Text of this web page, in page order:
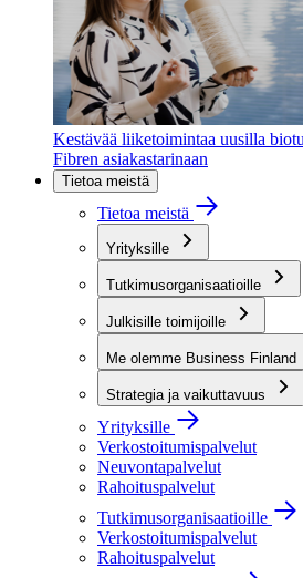
Kestävää liiketoimintaa uusilla
Fibren asiakastarinaan
Tietoa meistä
Tietoa meistä
Yrityksille
Tutkimusorganisaatioille
Julkisille toimijoille
Me olemme Business Finland
Strategia ja vaikuttavuus
Yrityksille
Verkostoitumispalvelut
Neuvontapalvelut
Rahoituspalvelut
Tutkimusorganisaatioille
Verkostoitumispalvelut
Rahoituspalvelut